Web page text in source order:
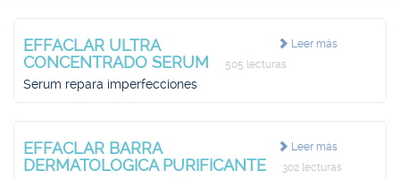
Leer más
EFFACLAR ULTRA
CONCENTRADO SERUM
505 lecturas
Serum repara imperfecciones
Leer más
EFFACLAR BARRA
DERMATOLOGICA PURIFICANTE
302 lecturas